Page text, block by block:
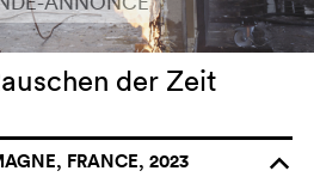
der Zeit
FRANCE, 2023 o